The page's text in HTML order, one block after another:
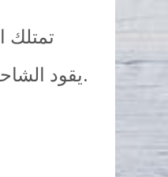
تمتلك
يقود الشاحنات سائقون محترفون لديهم خبرة في القيادة لمسافات طويلة والتعامل مع مختلف الظروف الطريقية.